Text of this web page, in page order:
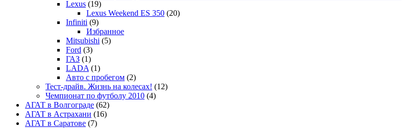
Lexus (19)
Lexus Weekend ES 350 (20)
Infiniti (9)
Избранное
Mitsubishi (5)
Ford (3)
ГАЗ (1)
LADA (1)
Авто с пробегом (2)
Тест-драйв. Жизнь на колесах! (12)
Чемпионат по футболу 2010 (4)
АГАТ в Волгограде (62)
АГАТ в Астрахани (16)
АГАТ в Саратове (7)